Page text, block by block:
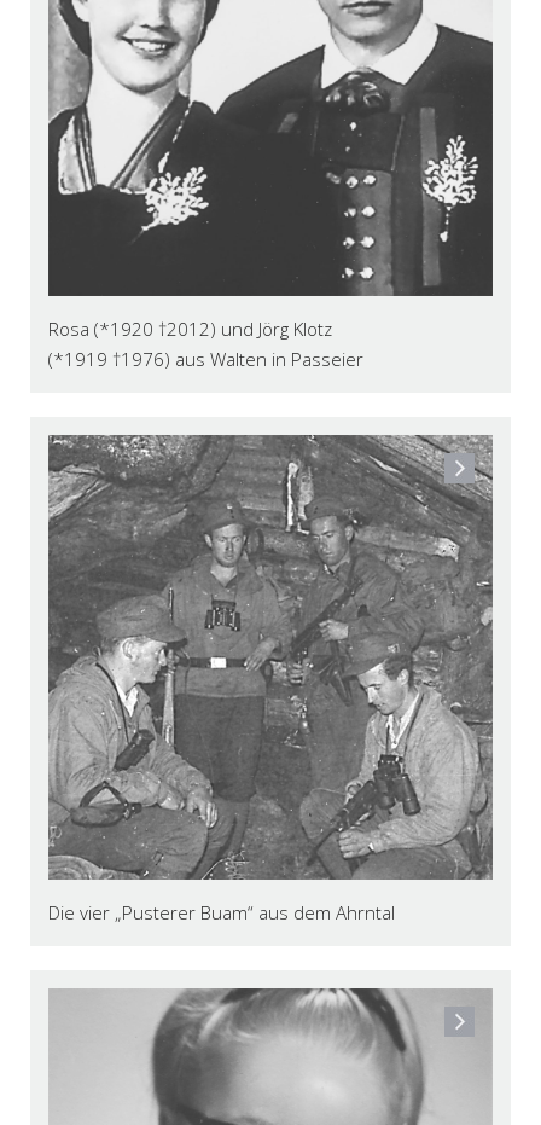
Rosa (*1920 †2012) und Jörg Klotz
(*1919 †1976) aus Walten in Passeier
Die vier „Pusterer Buam“ aus dem Ahrntal